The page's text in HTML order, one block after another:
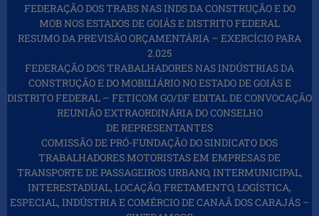
FEDERAÇÃO DOS TRABS NAS INDS DA CONSTRUÇÃO E DO
MOB NOS ESTADOS DE GOIÁS E DISTRITO FEDERAL
RESUMO DA PREVISÃO ORÇAMENTÁRIA – EXERCÍCIO PARA
2.025
FEDERAÇÃO DOS TRABALHADORES NAS INDÚSTRIAS DA
CONSTRUÇÃO E DO MOBILIÁRIO NO ESTADO DE GOIÁS E
DISTRITO FEDERAL – FETICOM GO/DF EDITAL DE CONVOCAÇÃO
REUNIÃO EXTRAORDINÁRIA DO CONSELHO
DE REPRESENTANTES
COMISSÃO DE PRÓ-FUNDAÇÃO DO SINDICATO DOS
TRABALHADORES MOTORISTAS EM EMPRESAS DE
TRANSPORTE DE PASSAGEIROS URBANO, INTERMUNICIPAL,
INTERESTADUAL, LOCAÇÃO, FRETAMENTO, LOGÍSTICA,
ESPECIAL, INDÚSTRIA E COMÉRCIO DE CANAÃ DOS CARAJÁS –